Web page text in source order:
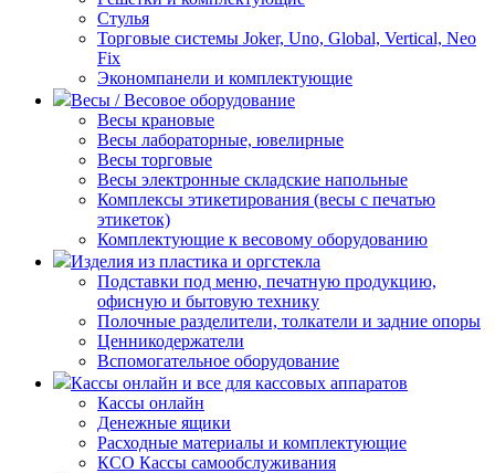
Стулья
Торговые системы Joker, Uno, Global, Vertical, Neo
Fix
Экономпанели и комплектующие
Весы / Весовое оборудование
Весы крановые
Весы лабораторные, ювелирные
Весы торговые
Весы электронные складские напольные
Комплексы этикетирования (весы с печатью
этикеток)
Комплектующие к весовому оборудованию
Изделия из пластика и оргстекла
Подставки под меню, печатную продукцию,
офисную и бытовую технику
Полочные разделители, толкатели и задние опоры
Ценникодержатели
Вспомогательное оборудование
Кассы онлайн и все для кассовых аппаратов
Кассы онлайн
Денежные ящики
Расходные материалы и комплектующие
КСО Кассы самообслуживания